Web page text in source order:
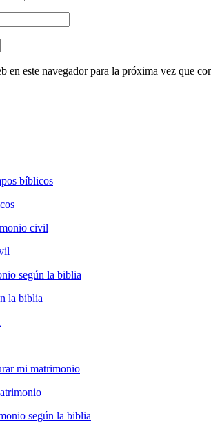
este navegador para la próxima vez que
la biblia